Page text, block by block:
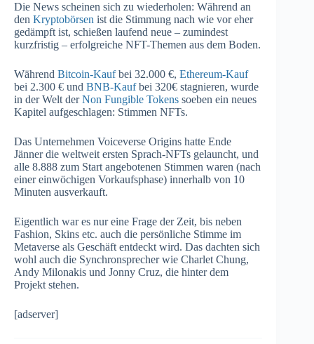
Die News scheinen sich zu wiederholen: Während an
den Kryptobörsen ist die Stimmung nach wie vor eher
gedämpft ist, schießen laufend neue – zumindest
kurzfristig – erfolgreiche NFT-Themen aus dem Boden.
Während Bitcoin-Kaufbei 32.000 €, Ethereum-Kauf
bei 2.300 € und BNB-Kaufbei 320€ stagnieren, wurde
in der Welt derNon Fungible Tokens soeben ein neues
Kapitel aufgeschlagen: Stimmen NFTs.
Das Unternehmen Voiceverse Origins hatte Ende
Jänner die weltweit ersten Sprach-NFTs gelauncht, und
alle 8.888 zum Start angebotenen Stimmen waren (nach
einer einwöchigen Vorkaufsphase) innerhalb von 10
Minuten ausverkauft.
Eigentlich war es nur eine Frage der Zeit, bis neben
Fashion, Skins etc. auch die persönliche Stimme im
Metaverse als Geschäft entdeckt wird. Das dachten sich
wohl auch die Synchronsprecher wie Charlet Chung,
Andy Milonakis und Jonny Cruz, die hinter dem
Projekt stehen.
[adserver]